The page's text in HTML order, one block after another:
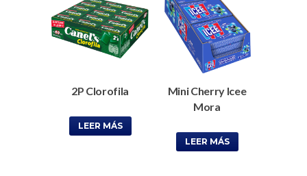
2P Clorofila
LEER MÁS
Mini Cherry Icee
Mora
LEER MÁS